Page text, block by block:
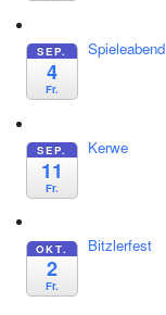
SEP.
4
Fr.
Spieleabend
SEP.
11
Fr.
Kerwe
OKT.
2
Fr.
Bitzlerfest